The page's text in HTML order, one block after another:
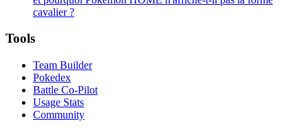
cavalier ?
Tools
Team Builder
Pokedex
Battle Co-Pilot
Usage Stats
Community